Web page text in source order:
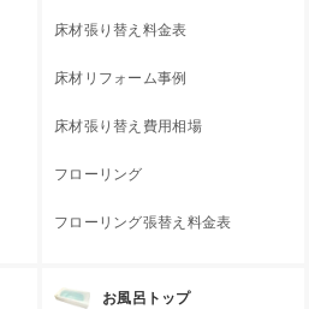
床材張り替え料金表
床材リフォーム事例
床材張り替え費用相場
フローリング
フローリング張替え料金表
お風呂トップ